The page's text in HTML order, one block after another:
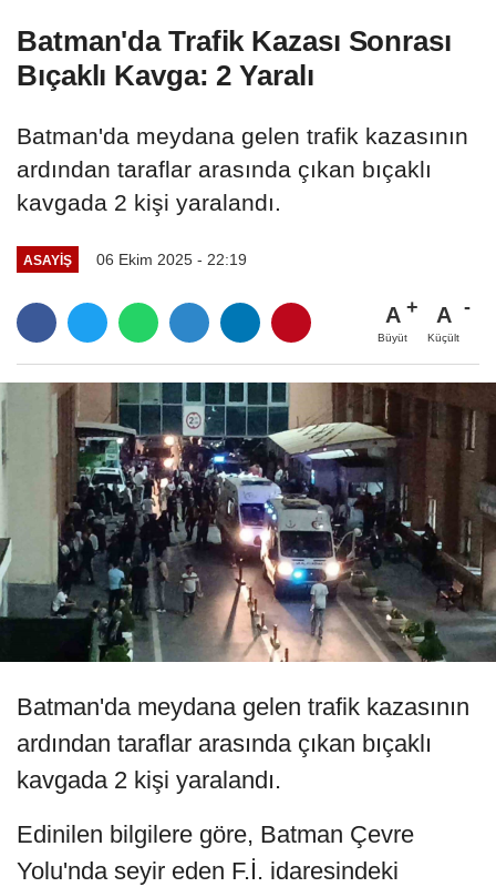
Batman'da Trafik Kazası Sonrası
Bıçaklı Kavga: 2 Yaralı
Batman'da meydana gelen trafik kazasının
ardından taraflar arasında çıkan bıçaklı
kavgada 2 kişi yaralandı.
ASAYIŞ 06 Ekim 2025 - 22:19
A
Büyüt
A
Küçült
Batman'da meydana gelen trafik kazasının
ardından taraflar arasında çıkan bıçaklı
kavgada 2 kişi yaralandı.
Edinilen bilgilere göre, Batman Çevre
Yolu'nda seyir eden F.İ. idaresindeki